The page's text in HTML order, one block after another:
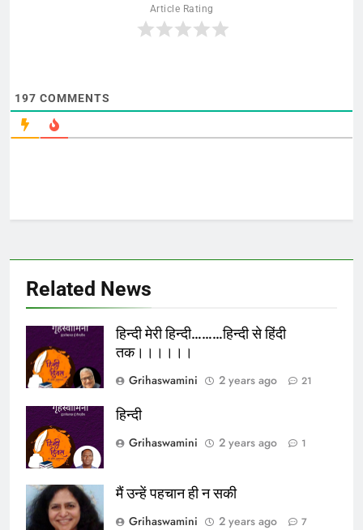
Article Rating
197 COMMENTS
Related News
हिन्दी मेरी हिन्दी………हिन्दी से हिंदी
तक।।।।।।
Grihaswamini
2 years ago 21
हिन्दी
Grihaswamini
2 years ago 1
मैं उन्हें पहचान ही न सकी
Grihaswamini
2 years ago 7